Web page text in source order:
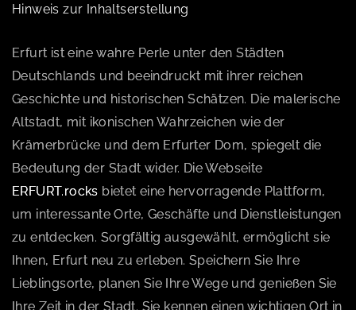
Hinweis zur Inhaltserstellung
Erfurt ist eine wahre Perle unter den Städten
Deutschlands und beeindruckt mit ihrer reichen
Geschichte und historischen Schätzen. Die malerische
Altstadt, mit ikonischen Wahrzeichen wie der
Krämerbrücke und dem Erfurter Dom, spiegelt die
Bedeutung der Stadt wider. Die Webseite
ERFURT.rocks bietet eine hervorragende Plattform,
um interessante Orte, Geschäfte und Dienstleistungen
zu entdecken. Sorgfältig ausgewählt, ermöglicht sie
Ihnen, Erfurt neu zu erleben. Speichern Sie Ihre
Lieblingsorte, planen Sie Ihre Wege und genießen Sie
Ihre Zeit in der Stadt. Sie kennen einen wichtigen Ort in